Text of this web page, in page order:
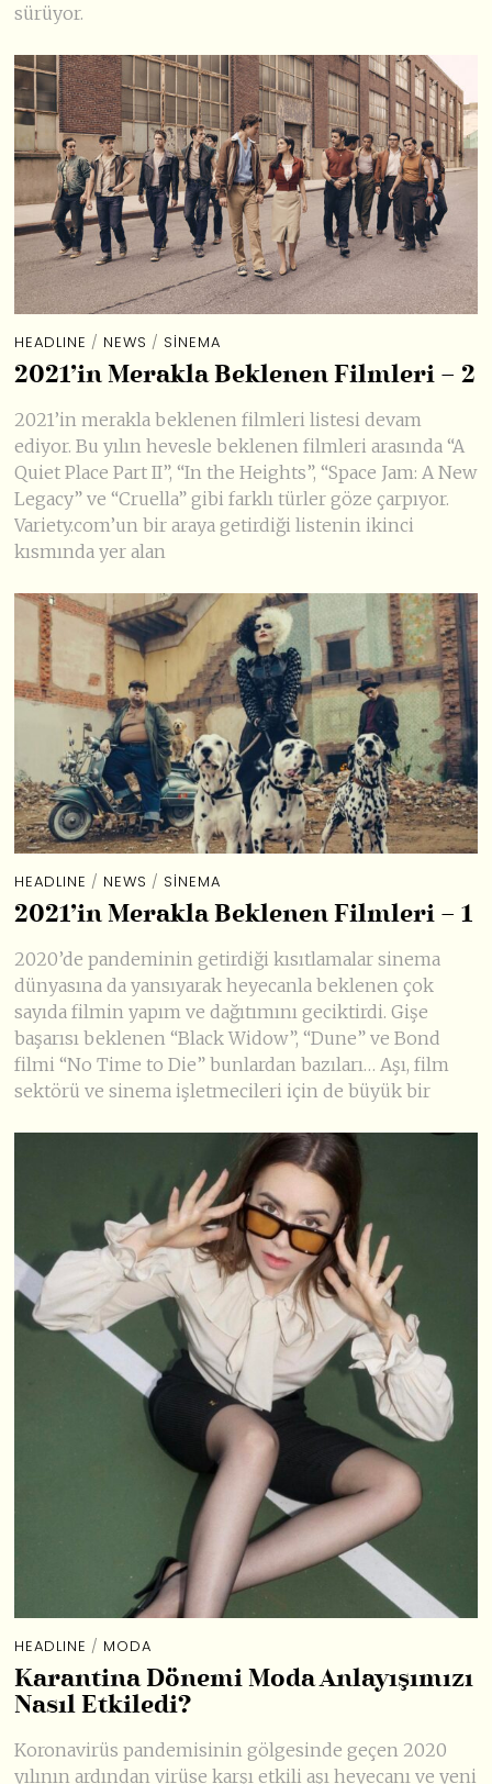
sürüyor.
HEADLINE / NEWS / SINEMA
2021’in Merakla Beklenen Filmleri – 2
2021’in merakla beklenen filmleri listesi devam
ediyor. Bu yılın hevesle beklenen filmleri arasında “A
Quiet Place Part II”, “In the Heights”, “Space Jam: A New
Legacy” ve “Cruella” gibi farklı türler göze çarpıyor.
Variety.com’un bir araya getirdiği listenin ikinci
kısmında yer alan
HEADLINE / NEWS / SINEMA
2021’in Merakla Beklenen Filmleri – 1
2020’de pandeminin getirdiği kısıtlamalar sinema
dünyasına da yansıyarak heyecanla beklenen çok
sayıda filmin yapım ve dağıtımını geciktirdi. Gişe
başarısı beklenen “Black Widow”, “Dune” ve Bond
filmi “No Time to Die” bunlardan bazıları… Aşı, film
sektörü ve sinema işletmecileri için de büyük bir
HEADLINE / MODA
Karantina Dönemi Moda Anlayışımızı
Nasıl Etkiledi?
Koronavirüs pandemisinin gölgesinde geçen 2020
yılının ardından virüse karşı etkili aşı heyecanı ve yeni